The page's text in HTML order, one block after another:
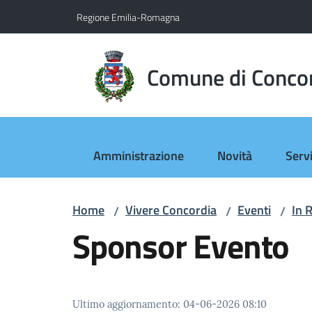
Regione Emilia-Romagna
Comune di
Amministrazione Novità
Home / Vivere Concordia / Eventi / In
Sponsor Evento
Ultimo aggiornamento: 04-06-2026 08:10